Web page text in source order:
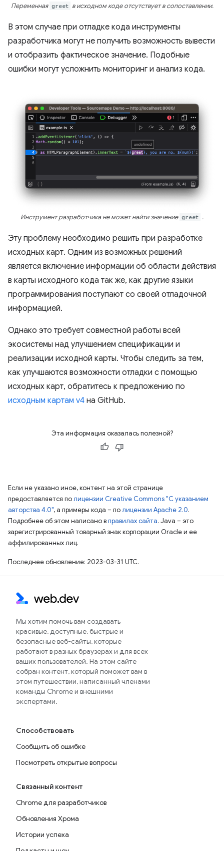
Переменная greet в исходном коде отсутствует в сопоставлении.
В этом случае при отладке кода инструменты
разработчика могут не получить возможность вывести
и отобразить фактическое значение. Подобные
ошибки могут усложнить мониторинг и анализ кода.
Инструмент разработчика не может найти значение greet .
Эту проблему необходимо решить при разработке
исходных карт. Одним из возможных решений
является включение информации об области действия
в карты исходного кода так же, как другие языки
программирования поступают со своей отладочной
информацией.
Однако это требует совместной работы всей
экосистемы над улучшением спецификации и
реализации исходной карты. Чтобы следить за тем,
как улучшаются возможности отладки с помощью
исходных карт, обратитесь к предложению по
исходным картам v4 на GitHub.
Эта информация оказалась полезной?
Если не указано иное, контент на этой странице
предоставляется полицензии Creative Commons "С указанием
авторства 4.0", а примеры кода – полицензии Apache 2.0.
Подробнее об этом написано вправилах сайта. Java – это
зарегистрированный товарный знак корпорации Oracle и ее
аффилированных лиц.
Последнее обновление: 2023-03-31 UTC.
Мы хотим помочь вам создавать
красивые, доступные, быстрые и
безопасные веб-сайты, которые
работают в разных браузерах и для всех
ваших пользователей. На этом сайте
собран контент, который поможет вам в
этом путешествии, написанный членами
команды Chrome и внешними
экспертами.
Способствовать
Сообщить об ошибке
Посмотреть открытые вопросы
Связанный контент
Chrome для разработчиков
Обновления Хрома
Истории успеха